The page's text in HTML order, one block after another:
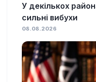
У декількох
сильні вибухи
08.08.2026